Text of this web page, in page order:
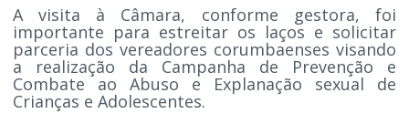
A visita à Câmara, conforme gestora, foi
importante para estreitar os laços e solicitar
parceria dos vereadores corumbaenses visando
a realização da Campanha de Prevenção e
Combate ao Abuso e Explanação sexual de
Crianças e Adolescentes.